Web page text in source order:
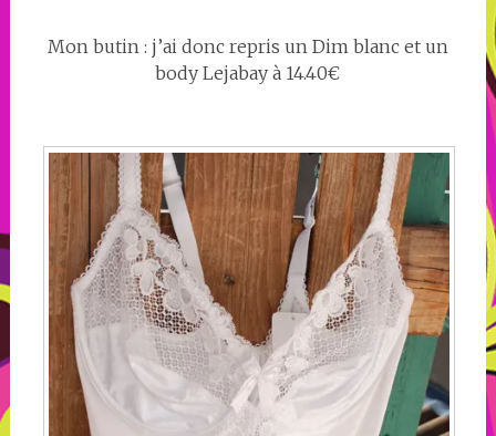
Mon butin : j’ai donc repris un Dim blanc et un
body Lejabay à 14.40€